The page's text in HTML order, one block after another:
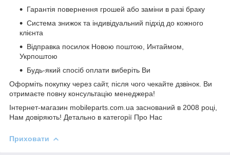
Гарантія повернення грошей або заміни в разі браку
Система знижок та індивідуальний підхід до кожного
клієнта
Відправка посилок Новою поштою, Интаймом,
Укрпоштою
Будь-який спосіб оплати виберіть Ви
Оформіть покупку через сайт, після чого чекайте дзвінок. Ви
отримаєте повну консультацію менеджера!
Інтернет-магазин mobileparts.com.ua заснований в 2008 році,
Нам довіряють! Детально в категорії Про Нас
Приховати